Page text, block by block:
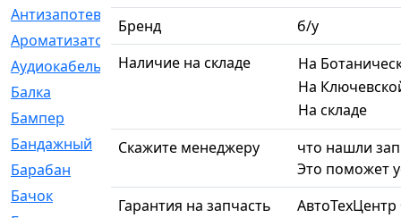
Антизапотеватель
[1]
Ароматизатор
[35]
Аудиокабель
[2]
Балка
Бампер
Бандажный
[6]
Барабан
Бачок
Бренд
б/у
Наличие на складе
На
На
На складе
Скажите менеджеру
что нашли
Это поможет
Гарантия на запчасть